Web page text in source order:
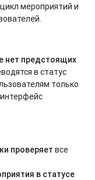
мероприятий и
нет предстоящих
в статус
только
проверяет все
в статусе